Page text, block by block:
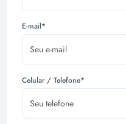
E-mail*
Celular / Telefone*